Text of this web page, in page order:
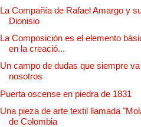
La Compañía de Rafael Amargo y
Dionisio
La Composición es el elemento
en la creació...
Un campo de dudas que siempre
nosotros
Puerta oscense en piedra de 1831
Una pieza de arte textil llamada
de Colombia